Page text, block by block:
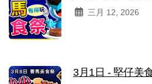
三月 12, 2026
3月1日 - 堅仔美